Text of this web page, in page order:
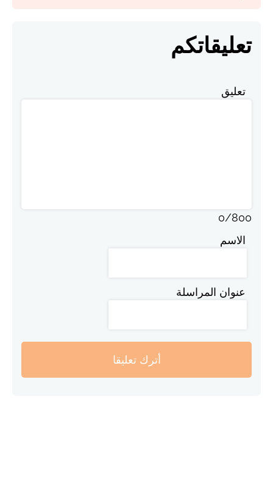
تعليقاتكم
تعليق
0/800
الاسم
عنوان المراسلة
أترك تعليقا